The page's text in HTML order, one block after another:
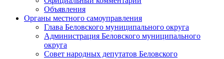
Объявления
Органы местного самоуправления
Глава Беловского муниципального округа
Администрация Беловского муниципального
округа
Совет народных депутатов Беловского